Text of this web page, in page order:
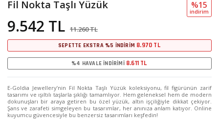
Fil Nokta Taşlı Yüzük
9.542 TL 11.260 TL
%15
i̇ndi̇ri̇m
SEPETTE EKSTRA %5 İNDİRİM 8.970 TL
%4 HAVALE İNDİRİMİ 8.611 TL
E-Goldia Jewellery’nin Fil Nokta Taşlı Yüzük koleksiyonu, fil figürünün zarif
tasarımı ve ışıltılı taşlarla şıklığı tamamlıyor. Hem geleneksel hem de modern
dokunuşları bir araya getiren bu özel yüzük, altın işçiliğiyle dikkat çekiyor.
Şans ve zarafeti simgeleyen bu tasarımlar, her anınıza anlam katıyor. Online
kuyumcu güvencesiyle bu benzersiz tasarımları keşfedin!